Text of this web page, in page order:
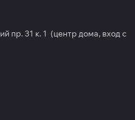
пр. 31 к. 1 (центр дома, вход с